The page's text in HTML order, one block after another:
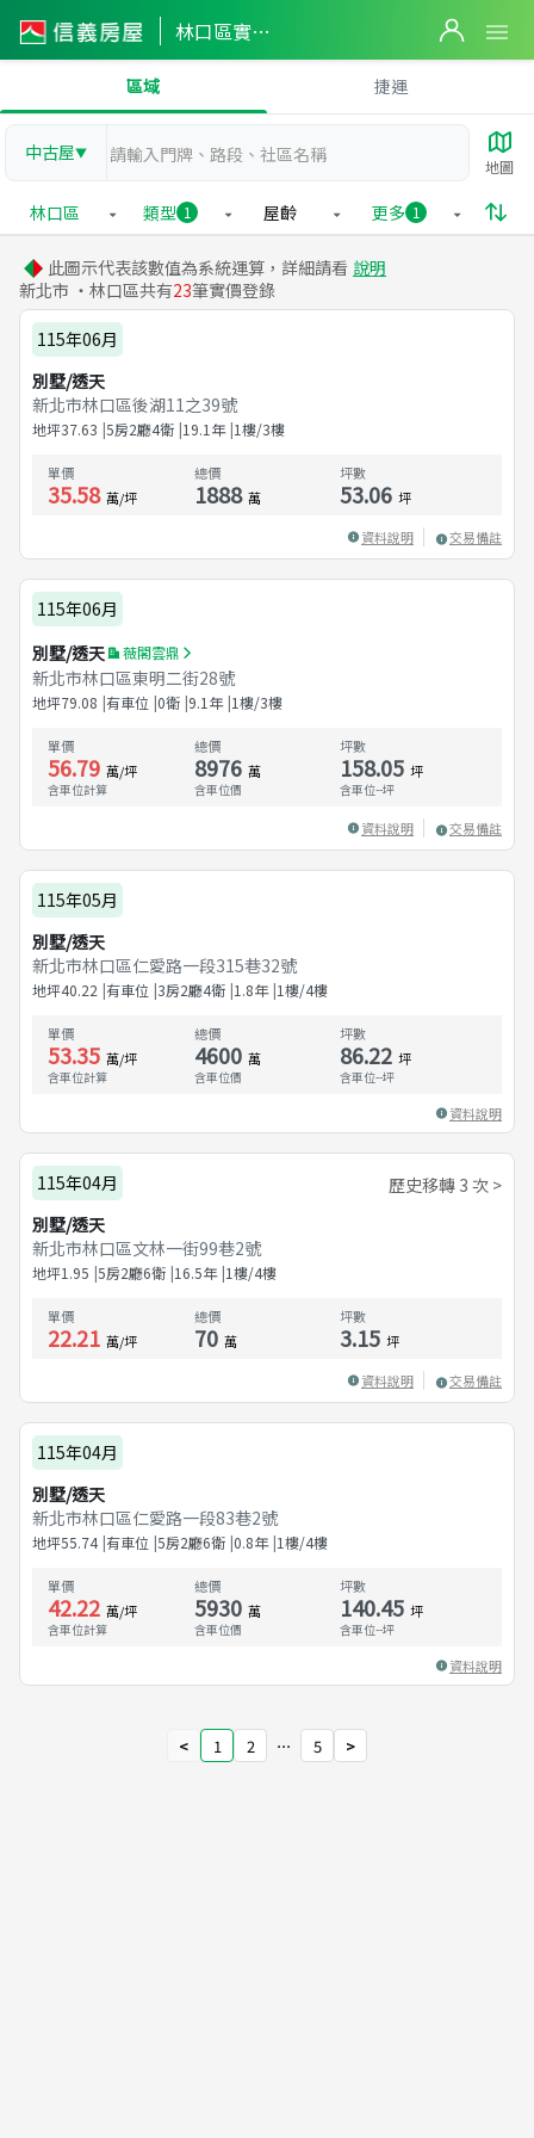
林口區實價登錄
區域 捷運
中古屋▼
地圖
林口區 類型 1 屋齡 更多 1
此圖示代表該數值為系統運算，詳細請看 說明
新北市 ・林口區共有23筆實價登錄
115年06月
別墅/透天
新北市林口區後湖11之39號
地坪37.63 5房2廳4衛 19.1 年 1樓/3樓
單價
35.58 萬/坪
總價
1888 萬
坪數
53.06 坪
資料說明 交易備註
115年06月
別墅/透天
薇閣雲鼎
新北市林口區東明二街28號
地坪79.08 有車位 0衛 9.1 年 1樓/3樓
單價
56.79 萬/坪
含車位計算
總價
8976 萬
含車位價
坪數
158.05 坪
含車位--坪
資料說明 交易備註
115年05月
別墅/透天
新北市林口區仁愛路一段315巷32號
地坪40.22 有車位 3房2廳4衛 1.8年 1樓/4樓
單價
53.35 萬/坪
含車位計算
總價
4600 萬
含車位價
坪數
86.22 坪
含車位--坪
資料說明
115年04月
歷史移轉 3 次 >
別墅/透天
新北市林口區文林一街99巷2號
地坪1.95 5房2廳6衛 16.5年 1樓/4樓
單價
22.21 萬/坪
總價
70 萬
坪數
3.15 坪
資料說明 交易備註
115年04月
別墅/透天
新北市林口區仁愛路一段83巷2號
地坪55.74 有車位 5房2廳6衛 0.8年 1樓/4樓
單價
42.22 萬/坪
含車位計算
總價
5930 萬
含車位價
坪數
140.45 坪
含車位--坪
資料說明
< 1 2 ⋯ 5 >